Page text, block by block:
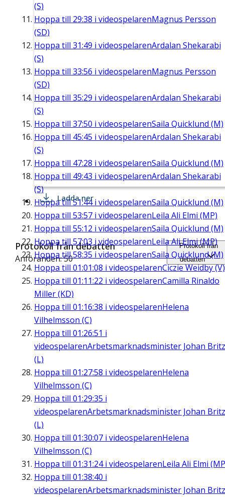
(S)
Hoppa till 29:38 i videospelarenMagnus Persson
(SD)
Hoppa till 31:49 i videospelarenArdalan Shekarabi
(S)
Hoppa till 33:56 i videospelarenMagnus Persson
(SD)
Hoppa till 35:29 i videospelarenArdalan Shekarabi
(S)
Hoppa till 37:50 i videospelarenSaila Quicklund (M)
Hoppa till 45:45 i videospelarenArdalan Shekarabi
(S)
Hoppa till 47:28 i videospelarenSaila Quicklund (M)
Hoppa till 49:43 i videospelarenArdalan Shekarabi
(S)
Hoppa till51:44i videospelarenSaila Quicklund (M)
Hoppa till 53:57 i videospelarenLeila Ali Elmi (MP)
Hoppa till 55:12 i videospelarenSaila Quicklund (M)
Hoppa till 57:03 i videospelarenLeila Ali Elmi (MP)
Hoppa till58:35 i videospelarenSaila Quicklund (M)
Hoppa till 01:01:08 i videospelarenCiczie Weidby (V)
Hoppa till 01:11:22 i videospelarenCamilla Rinaldo
Miller (KD)
Hoppa till 01:16:38 i videospelarenHelena
Vilhelmsson (C)
Hoppa till 01:26:51 i
videospelarenArbetsmarknadsminister Johan Britz
(L)
Hoppa till 01:27:58 i videospelarenHelena
Vilhelmsson (C)
Hoppa till 01:29:35 i
videospelarenArbetsmarknadsminister Johan Britz
(L)
Hoppa till 01:30:07 i videospelarenHelena
Vilhelmsson (C)
Hoppa till 01:31:24i videospelarenLeila Ali Elmi
Hoppa till 01:38:40 i
videospelarenArbetsmarknadsminister Johan Britz
Ladda ner
Protokoll från debatten
Anföranden: 50
Protokoll från
debatten